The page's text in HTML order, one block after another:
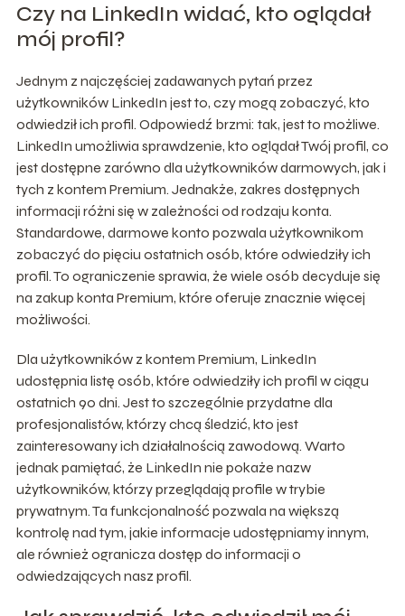
Czy na LinkedIn widać, kto oglądał
mój profil?
Jednym z najczęściej zadawanych pytań przez
użytkowników LinkedIn jest to, czy mogą zobaczyć, kto
odwiedził ich profil. Odpowiedź brzmi: tak, jest to możliwe.
LinkedIn umożliwia sprawdzenie, kto oglądał Twój profil, co
jest dostępne zarówno dla użytkowników darmowych, jak i
tych z kontem Premium. Jednakże, zakres dostępnych
informacji różni się w zależności od rodzaju konta.
Standardowe, darmowe konto pozwala użytkownikom
zobaczyć do pięciu ostatnich osób, które odwiedziły ich
profil. To ograniczenie sprawia, że wiele osób decyduje się
na zakup konta Premium, które oferuje znacznie więcej
możliwości.
Dla użytkowników z kontem Premium, LinkedIn
udostępnia listę osób, które odwiedziły ich profil w ciągu
ostatnich 90 dni. Jest to szczególnie przydatne dla
profesjonalistów, którzy chcą śledzić, kto jest
zainteresowany ich działalnością zawodową. Warto
jednak pamiętać, że LinkedIn nie pokaże nazw
użytkowników, którzy przeglądają profile w trybie
prywatnym. Ta funkcjonalność pozwala na większą
kontrolę nad tym, jakie informacje udostępniamy innym,
ale również ogranicza dostęp do informacji o
odwiedzających nasz profil.